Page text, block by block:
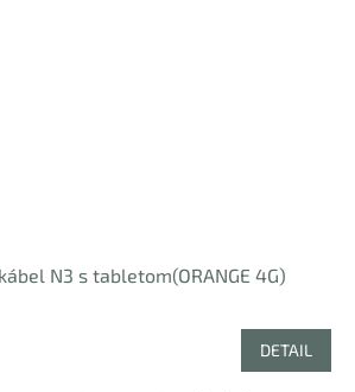
N3 s tabletom(ORANGE 4G)
DETAIL